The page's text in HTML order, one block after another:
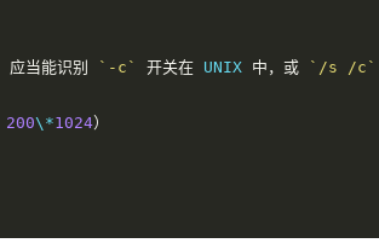
应当能识别 `-c` 开关在 UNIX 中，或 `/s /c`
200\*1024）